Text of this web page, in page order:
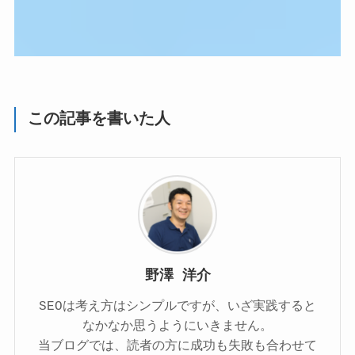
この記事を書いた人
野澤 洋介
SEOは考え方はシンプルですが、いざ実践すると
なかなか思うようにいきません。
当ブログでは、読者の方に成功も失敗も合わせて